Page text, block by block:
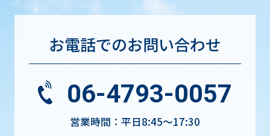
お電話でのお問い合わせ
06-4793-0057
営業時間：平日8:45〜17:30